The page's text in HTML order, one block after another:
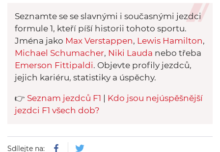
Seznamte se se slavnými i současnými jezdci
formule 1, kteří píší historii tohoto sportu.
Jména jako Max Verstappen, Lewis Hamilton,
Michael Schumacher, Niki Lauda nebo třeba
Emerson Fittipaldi. Objevte profily jezdců,
jejich kariéru, statistiky a úspěchy.
👉 Seznam jezdců F1
Kdo jsou nejúspěšnější
jezdci F1 všech dob?
Sdílejte na: